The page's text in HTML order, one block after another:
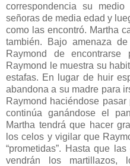
correspondencia su
señoras de media edad y
como las encontró. Martha
también. Bajo amenaza
Raymond de
Raymond le muestra su
estafas. En lugar de huir
abandona a su madre para
Raymond haciéndose
continúa ganándose el
Martha tendrá que hacer
los celos y vigilar que
“prometidas”. Hasta que
vendrán los